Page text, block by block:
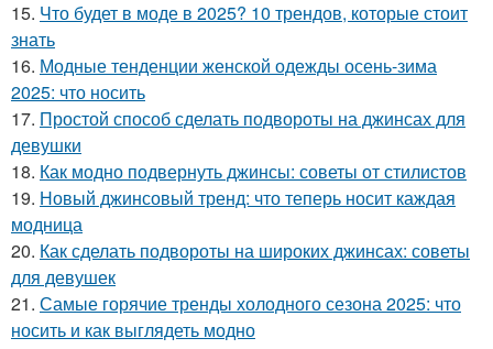
15. Что будет в моде в 2025? 10 трендов, которые стоит
знать
16. Модные тенденции женской одежды осень-зима
2025: что носить
17. Простой способ сделать подвороты на джинсах для
девушки
18. Как модно подвернуть джинсы: советы от стилистов
19. Новый джинсовый тренд: что теперь носит каждая
модница
20. Как сделать подвороты на широких джинсах: советы
для девушек
21. Самые горячие тренды холодного сезона 2025: что
носить и как выглядеть модно